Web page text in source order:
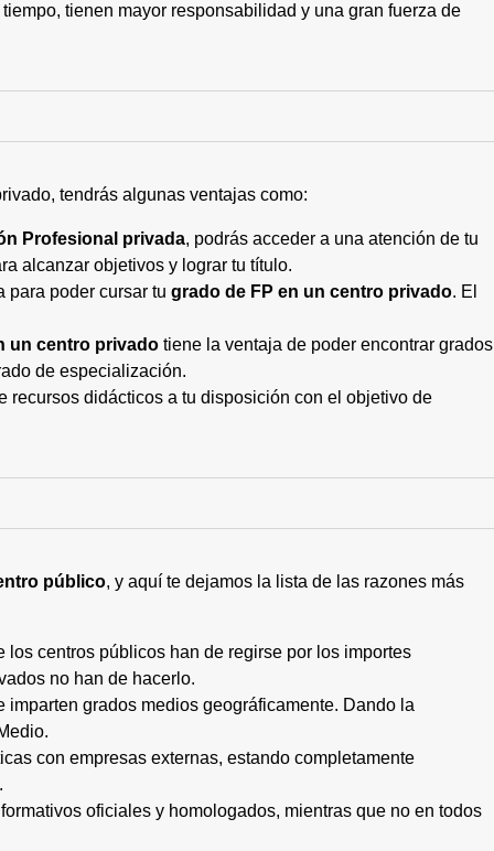
tienen mayor responsabilidad y una gran fuerza de
tendrás algunas ventajas como:
Profesional privada, podrás acceder a una atención de tu
alcanzar objetivos y lograr tu título.
para poder cursar tu grado de FP en un centro privado. El
un centro privado tiene la ventaja de poder encontrar grados
de especialización.
recursos didácticos a tu disposición con el objetivo de
público, y aquí te dejamos la lista de las razones más
centros públicos han de regirse por los importes
no han de hacerlo.
grados medios geográficamente. Dando la
con empresas externas, estando completamente
oficiales y homologados, mientras que no en todos